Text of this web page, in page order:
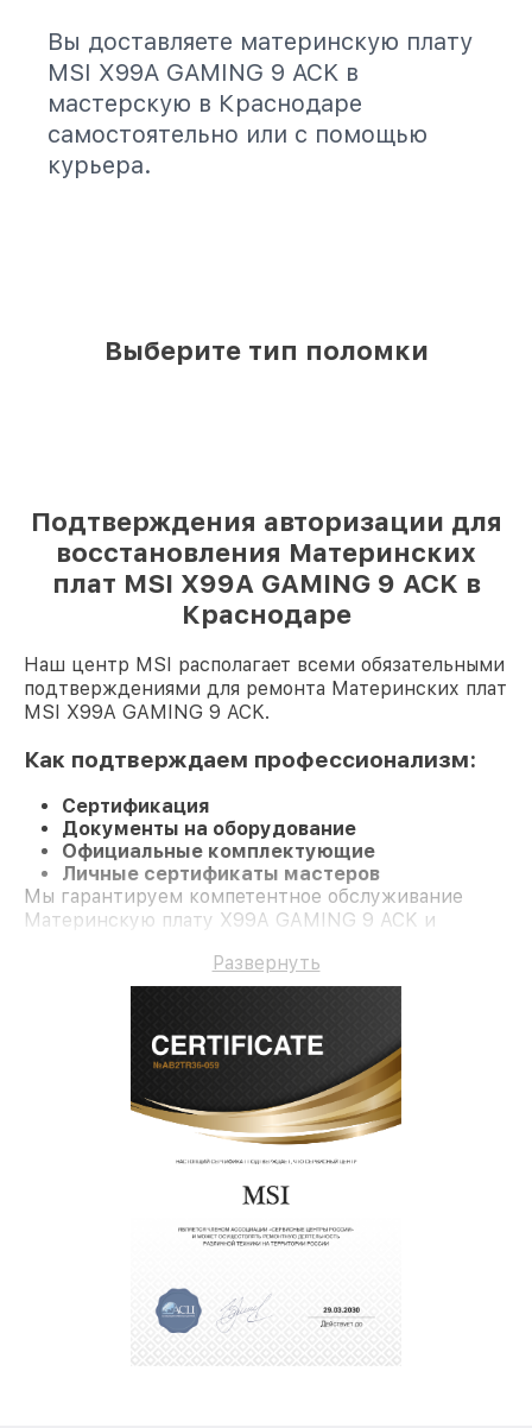
Вы доставляете материнскую плату
MSI X99A GAMING 9 ACK в
мастерскую в Краснодаре
самостоятельно или с помощью
курьера.
Выберите тип поломки
Подтверждения авторизации для
восстановления Материнских
плат MSI X99A GAMING 9 ACK в
Краснодаре
Наш центр MSI располагает всеми обязательными
подтверждениями для ремонта Материнских плат
MSI X99A GAMING 9 ACK.
Как подтверждаем профессионализм:
Сертификация
Документы на оборудование
Официальные комплектующие
Личные сертификаты мастеров
Мы гарантируем компетентное обслуживание
Материнскую плату X99A GAMING 9 ACK и
Развернуть